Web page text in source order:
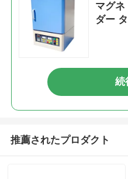
品質管理
私達に連絡しなさい
場合
マグネ
ダー
続
推薦されたプロダクト